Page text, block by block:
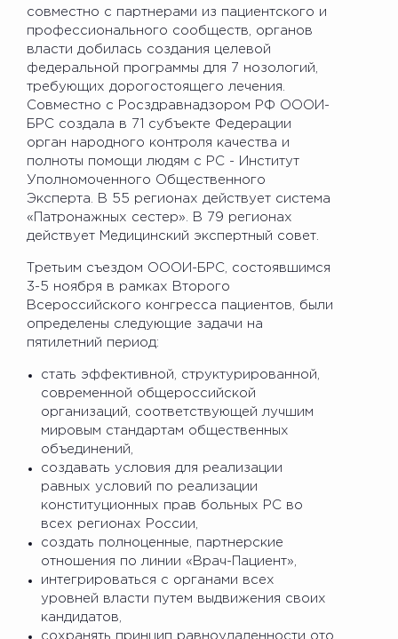
совместно с партнерами из пациентского и
профессионального сообществ, органов
власти добилась создания целевой
федеральной программы для 7 нозологий,
требующих дорогостоящего лечения.
Совместно с Росздравнадзором РФ ОООИ-
БРС создала в 71 субъекте Федерации
орган народного контроля качества и
полноты помощи людям с РС - Институт
Уполномоченного Общественного
Эксперта. В 55 регионах действует система
«Патронажных сестер». В 79 регионах
действует Медицинский экспертный совет.
Третьим съездом ОООИ-БРС, состоявшимся
3-5 ноября в рамках Второго
Всероссийского конгресса пациентов, были
определены следующие задачи на
пятилетний период:
стать эффективной, структурированной,
современной общероссийской
организаций, соответствующей лучшим
мировым стандартам общественных
объединений,
создавать условия для реализации
равных условий по реализации
конституционных прав больных РС во
всех регионах России,
создать полноценные, партнерские
отношения по линии «Врач-Пациент»,
интегрироваться с органами всех
уровней власти путем выдвижения своих
кандидатов,
сохранять принцип равноудаленности ото